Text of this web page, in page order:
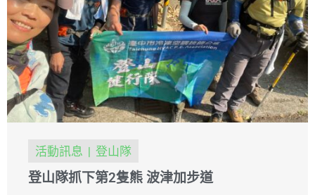
活動訊息
登山隊
登山隊抓下第2隻熊 波津加步道